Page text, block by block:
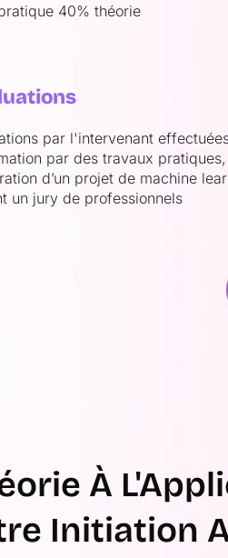
40% théorie
par l'intervenant
par des travaux
d’un projet de machine
un jury de professionnels
À
Initiation